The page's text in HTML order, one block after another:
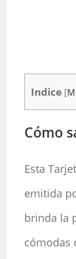
Indice [
Cómo
Esta
emitida
brinda la
cómodas